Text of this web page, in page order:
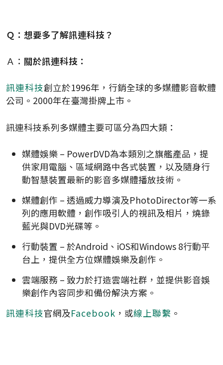
Ｑ：想要多了解訊連科技？
Ａ： 關於訊連科技：
訊連科技創立於1996年，行銷全球的多媒體影音軟體
公司。2000年在臺灣掛牌上市。
訊連科技系列多媒體主要可區分為四大類：
媒體娛樂 – PowerDVD為本類別之旗艦產品，提
供家用電腦、區域網路中各式裝置，以及隨身行
動智慧裝置最新的影音多媒體播放技術。
媒體創作 – 透過威力導演及PhotoDirector等一系
列的應用軟體，創作吸引人的視訊及相片，燒錄
藍光與DVD光碟等。
行動裝置 – 於Android、iOS和Windows 8行動平
台上，提供全方位媒體娛樂及創作。
雲端服務 – 致力於打造雲端社群，並提供影音娛
樂創作內容同步和備份解決方案。
訊連科技官網及Facebook ，或線上聯繫 。